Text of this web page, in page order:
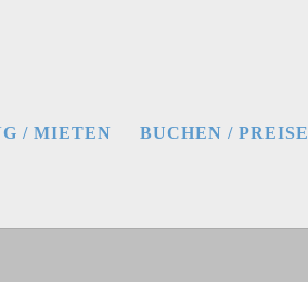
/ MIETEN BUCHEN / PREISE